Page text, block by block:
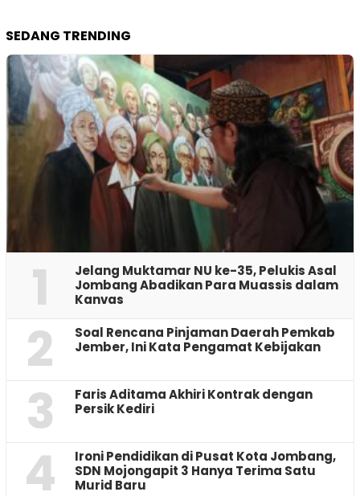
SEDANG TRENDING
1
Jelang Muktamar NU ke-35, Pelukis Asal
Jombang Abadikan Para Muassis dalam
Kanvas
2
‎Soal Rencana Pinjaman Daerah Pemkab
Jember, Ini Kata Pengamat Kebijakan ‎
3
Faris Aditama Akhiri Kontrak dengan
Persik Kediri
4
Ironi Pendidikan di Pusat Kota Jombang,
SDN Mojongapit 3 Hanya Terima Satu
Murid Baru